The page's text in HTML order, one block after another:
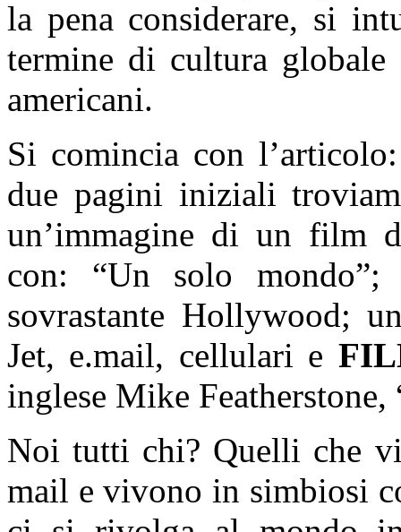
la pena considerare, si
termine di cultura
americani.
Si comincia con
due pagini iniziali
un’immagine di un film
con: “Un solo
sovrastante Hollywood;
Jet, e.mail, cellulari e
inglese Mike
Noi tutti chi? Quelli che
mail e vivono in simbiosi